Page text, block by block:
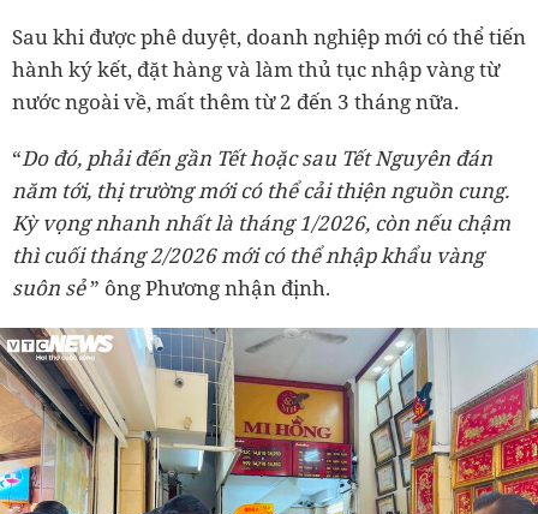
Sau khi được phê duyệt, doanh nghiệp mới có thể tiến
hành ký kết, đặt hàng và làm thủ tục nhập vàng từ
nước ngoài về, mất thêm từ 2 đến 3 tháng nữa.
“Do đó, phải đến gần Tết hoặc sau Tết Nguyên đán
năm tới, thị trường mới có thể cải thiện nguồn cung.
Kỳ vọng nhanh nhất là tháng 1/2026, còn nếu chậm
thì cuối tháng 2/2026 mới có thể nhập khẩu vàng
suôn sẻ” ông Phương nhận định.